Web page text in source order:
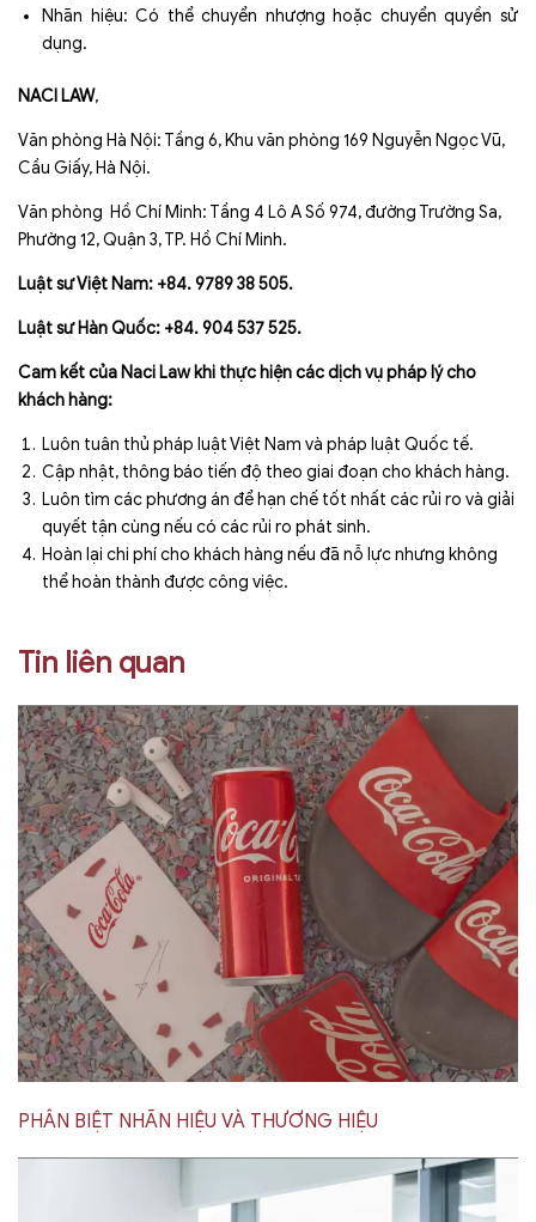
Nhãn hiệu: Có thể chuyển nhượng hoặc chuyển quyền sử
dụng.
NACI LAW,
Văn phòng Hà Nội: Tầng 6, Khu văn phòng 169 Nguyễn Ngọc Vũ,
Cầu Giấy, Hà Nội.
Văn phòng Hồ Chí Minh: Tầng 4 Lô A Số 974, đường Trường Sa,
Phường 12, Quận 3, TP. Hồ Chí Minh.
Luật sư Việt Nam: +84. 9789 38 505.
Luật sư Hàn Quốc: +84. 904 537 525.
Cam kết của Naci Law khi thực hiện các dịch vụ pháp lý cho
khách hàng:
Luôn tuân thủ pháp luật Việt Nam và pháp luật Quốc tế.
Cập nhật, thông báo tiến độ theo giai đoạn cho khách hàng.
Luôn tìm các phương án để hạn chế tốt nhất các rủi ro và giải
quyết tận cùng nếu có các rủi ro phát sinh.
Hoàn lại chi phí cho khách hàng nếu đã nỗ lực nhưng không
thể hoàn thành được công việc.
Tin liên quan
PHÂN BIỆT NHÃN HIỆU VÀ THƯƠNG HIỆU